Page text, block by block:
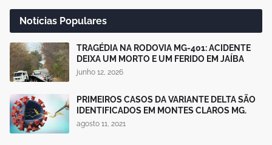
Notícias Populares
TRAGÉDIA NA RODOVIA MG-401: ACIDENTE
DEIXA UM MORTO E UM FERIDO EM JAÍBA
junho 12, 2026
PRIMEIROS CASOS DA VARIANTE DELTA SÃO
IDENTIFICADOS EM MONTES CLAROS MG.
agosto 11, 2021